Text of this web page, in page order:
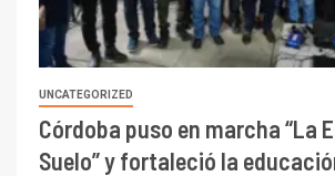
UNCATEGORIZED
Córdoba puso en marcha “La
Suelo” y fortaleció la